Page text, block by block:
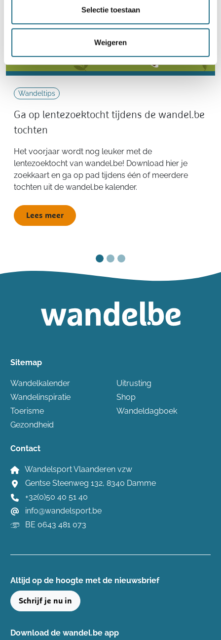
Selectie toestaan
Weigeren
Wandeltips
Ga op lentezoektocht tijdens de wandel.be
tochten
Het voorjaar wordt nog leuker met de
lentezoektocht van wandel.be! Download hier je
zoekkaart en ga op pad tijdens één of meerdere
tochten uit de wandel.be kalender.
Lees meer
Sitemap
Wandelkalender
Wandelinspiratie
Toerisme
Gezondheid
Uitrusting
Shop
Wandeldagboek
Contact
Wandelsport Vlaanderen vzw
Gentse Steenweg 132, 8340 Damme
+32(0)50 40 51 40
info@wandelsport.be
BE 0643 481 073
Altijd op de hoogte ​met de nieuwsbrief
Schrijf je nu in
Download de wandel.be app